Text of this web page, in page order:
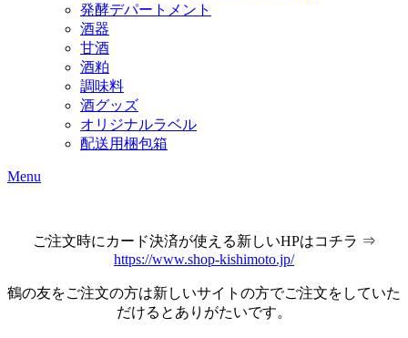
発酵デパートメント
酒器
甘酒
酒粕
調味料
酒グッズ
オリジナルラベル
配送用梱包箱
Menu
ご注文時にカード決済が使える新しいHPはコチラ ⇒
https://www.shop-kishimoto.jp/
鶴の友をご注文の方は新しいサイトの方でご注文をしていた
だけるとありがたいです。